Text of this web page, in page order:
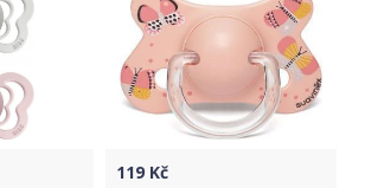
119 Kč